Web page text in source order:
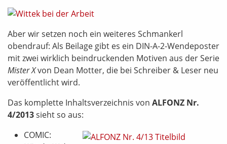
Aber wir setzen noch ein weiteres Schmankerl
obendrauf: Als Beilage gibt es ein DIN-A-2-Wendeposter
mit zwei wirklich beindruckenden Motiven aus der Serie
Mister Xvon Dean Motter, die bei Schreiber & Leser neu
veröffentlicht wird.
Das komplette Inhaltsverzeichnis von ALFONZ Nr.
4/2013sieht so aus:
COMIC: